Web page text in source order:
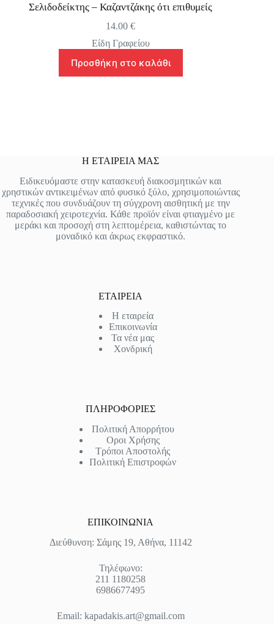
Σελιδοδείκτης – Καζαντζάκης ότι επιθυμείς
14.00€
Είδη Γραφείου
Προσθήκη στο καλάθι
Η ΕΤΑΙΡΕΙΑ ΜΑΣ
Ειδικευόμαστε στην κατασκευή διακοσμητικών και
χρηστικών αντικειμένων από φυσικό ξύλο, χρησιμοποιώντας
τεχνικές που συνδυάζουν τη σύγχρονη αισθητική με την
παραδοσιακή χειροτεχνία. Κάθε προϊόν είναι φτιαγμένο με
μεράκι και προσοχή στη λεπτομέρεια, καθιστώντας το
μοναδικό και άκρως εκφραστικό.
ΕΤΑΙΡΕΙΑ
Η εταιρεία
Επικοινωνία
Τα νέα μας
Χονδρική
ΠΛΗΡΟΦΟΡΙΕΣ
Πολιτική Απορρήτου
Οροι Χρήσης
Τρόποι Αποστολής
Πολιτική Επιστροφών
ΕΠΙΚΟΙΝΩΝΙΑ
Διεύθυνση: Σάμης 19, Αθήνα, 11142
Τηλέφωνο:
211 1180258
6986677495
Email: kapadakis.art@gmail.com